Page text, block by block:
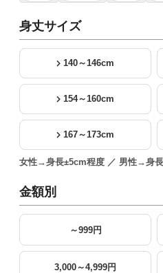
身丈サイズ
140～146cm
154～160cm
167～173cm
女性→身長±5cm程度 ／ 男性→身
金額別
～999円
3,000～4,999円